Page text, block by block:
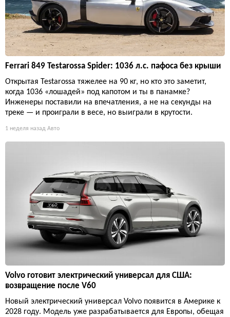
Ferrari 849 Testarossa Spider: 1036 л.с. пафоса без крыши
Открытая Testarossa тяжелее на 90 кг, но кто это заметит,
когда 1036 «лошадей» под капотом и ты в панамке?
Инженеры поставили на впечатления, а не на секунды на
треке — и проиграли в весе, но выиграли в крутости.
1 неделя назад Авто
Volvo готовит электрический универсал для США:
возвращение после V60
Новый электрический универсал Volvo появится в Америке к
2028 году. Модель уже разрабатывается для Европы, обещая